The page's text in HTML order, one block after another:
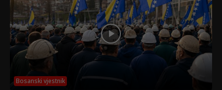
Bosanski vjestnik